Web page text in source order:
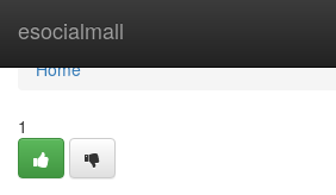
esocialmall
Home
Home
1